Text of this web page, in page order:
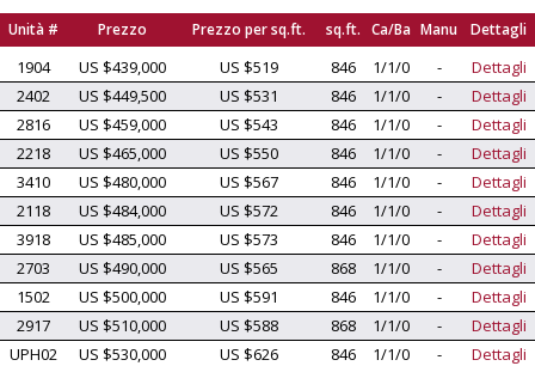
Unità # Prezzo Prezzo per sq.ft. sq.ft. Ca/Ba Manu Dettagli
1904 US $439,000 US $519 846 1/1/0 -
Dettagli
2402
US $449,500 US $531 846 1/1/0 -
Dettagli
2816
US $459,000 US $543 846 1/1/0 -
Dettagli
2218
US $465,000 US $550 846 1/1/0 -
Dettagli
3410
US $480,000 US $567 846 1/1/0 -
Dettagli
2118
US $484,000 US $572 846 1/1/0 -
Dettagli
3918
US $485,000 US $573 846 1/1/0 -
Dettagli
2703
US $490,000 US $565 868 1/1/0 -
Dettagli
1502
US $500,000 US $591 846 1/1/0 -
Dettagli
2917
US $510,000 US $588 868 1/1/0 -
Dettagli
UPH02
US $530,000 US $626 846 1/1/0 - Dettagli